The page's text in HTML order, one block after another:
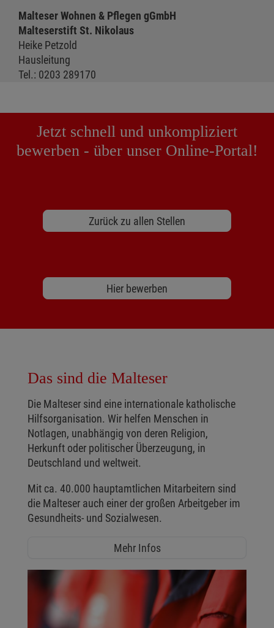
Malteser Wohnen & Pflegen gGmbH
Malteserstift St. Nikolaus
Heike Petzold
Hausleitung
Tel.: 0203 289170
Jetzt schnell und unkompliziert
bewerben - über unser Online-Portal!
Zurück zu allen Stellen
Hier bewerben
Das sind die Malteser
Die Malteser sind eine internationale katholische
Hilfsorganisation. Wir helfen Menschen in
Notlagen, unabhängig von deren Religion,
Herkunft oder politischer Überzeugung, in
Deutschland und weltweit.
Mit ca. 40.000 hauptamtlichen Mitarbeitern sind
die Malteser auch einer der großen Arbeitgeber im
Gesundheits- und Sozialwesen.
Mehr Infos